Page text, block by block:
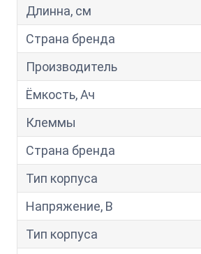
Длинна, см
Страна бренда
Производитель
Ёмкость, Ач
Клеммы
Страна бренда
Тип корпуса
Напряжение, В
Тип корпуса